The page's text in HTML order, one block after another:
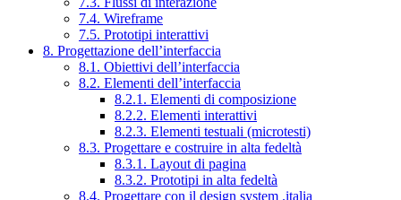
7.4. Wireframe
7.5. Prototipi interattivi
8. Progettazione dell’interfaccia
8.1. Obiettivi dell’interfaccia
8.2. Elementi dell’interfaccia
8.2.1. Elementi di composizione
8.2.2. Elementi interattivi
8.2.3. Elementi testuali (microtesti)
8.3. Progettare e costruire in alta fedeltà
8.3.1. Layout di pagina
8.3.2. Prototipi in alta fedeltà
8.4. Progettare con il design system .italia